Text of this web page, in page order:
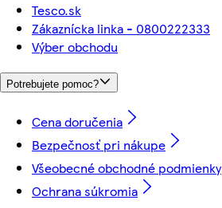
Tesco.sk
Zákaznícka linka - 0800222333
Výber obchodu
Potrebujete pomoc?
Cena doručenia
Bezpečnosť pri nákupe
Všeobecné obchodné podmienky
Ochrana súkromia